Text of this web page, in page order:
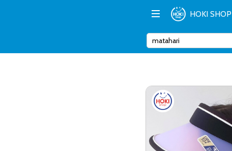
HOKI SHOP